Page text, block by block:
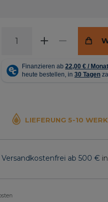
LIEFERUNG 5-10
Versandkostenfrei ab 500 €